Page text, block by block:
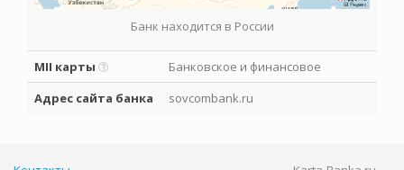
Банк находится в России
MII карты
Банковское и финансовое
Адрес сайта банка
sovcombank.ru